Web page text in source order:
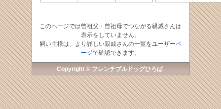
このページでは曾祖父・曾祖母でつながる親戚さんは
表示をしていません。
飼い主様は、より詳しい親戚さんの一覧をユーザーペ
ージで確認できます。
Copyright © フレンチブルドッグひろば